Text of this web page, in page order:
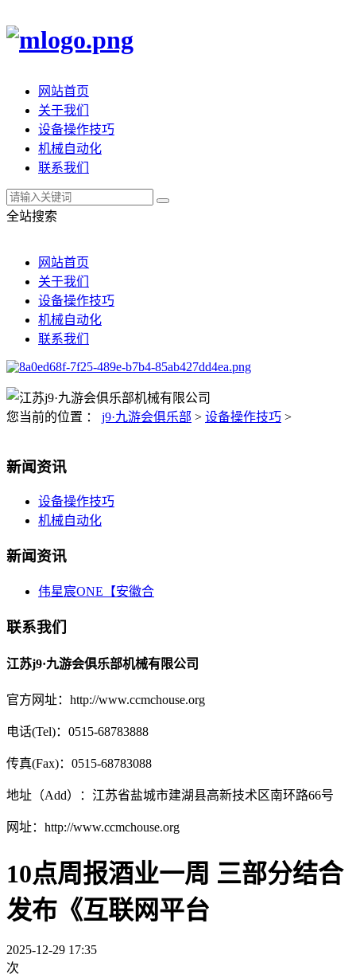
网站首页
关于我们
设备操作技巧
机械自动化
联系我们
全站搜索
网站首页
关于我们
设备操作技巧
机械自动化
联系我们
您当前的位置 ： j9·九游会俱乐部 > 设备操作技巧 >
新闻资讯
设备操作技巧
机械自动化
新闻资讯
伟星宸ONE【安徽合
联系我们
江苏j9·九游会俱乐部机械有限公司
官方网址：http://www.ccmchouse.org
电话(Tel)：0515-68783888
传真(Fax)：0515-68783088
地址（Add）：江苏省盐城市建湖县高新技术区南环路66号
网址：http://www.ccmchouse.org
10点周报酒业一周 三部分结合
发布《互联网平台
2025-12-29 17:35
次